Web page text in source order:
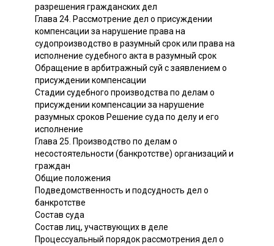
разрешения гражданских дел
Глава 24. Рассмотрение дел о присуждении
компенсации за нарушение права на
судопроизводство в разумный срок или права на
исполнение судебного акта в разумный срок
Обращение в арбитражный суй с заявлением о
присуждении компенсации
Стадии судебного производства по делам о
присуждении компенсации за нарушение
разумных сроков Решение суда по делу и его
исполнение
Глава 25. Производство по делам о
несостоятельности (банкротстве) организаций и
граждан
Общие положения
Подведомственность и подсудность дел о
банкротстве
Состав суда
Состав лиц, участвующих в деле
Процессуальный порядок рассмотрения дел о